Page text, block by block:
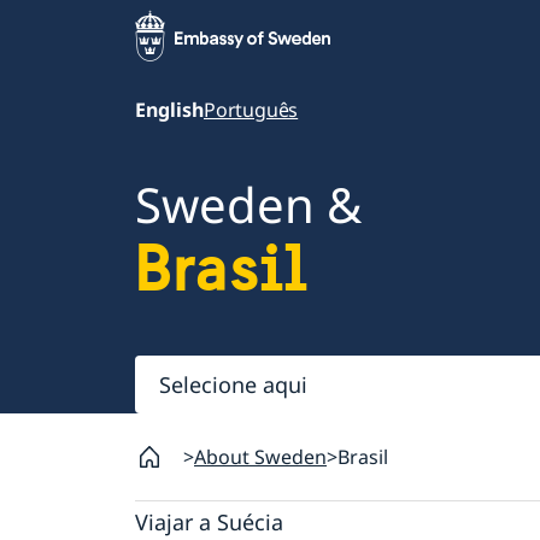
EnglishPortuguês
Sweden &
Brasil
Selecione
aqui
About Sweden Brasil
Viajar a Suécia